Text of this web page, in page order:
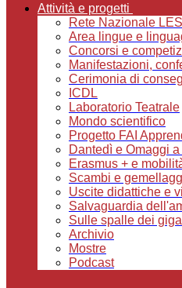
Attività e progetti
Rete Nazionale LES
Area lingue e
Concorsi e
Manifestazioni,
Cerimonia di
ICDL
Laboratorio Teatrale
Mondo scientifico
Progetto FAI
Dantedì e Omaggi
Erasmus + e
Scambi e
Uscite didattiche e
Salvaguardia
Sulle spalle dei
Archivio
Mostre
Podcast